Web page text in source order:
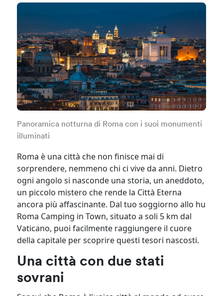
Panoramica notturna di Roma con i suoi monumenti
illuminati
Roma è una città che non finisce mai di
sorprendere, nemmeno chi ci vive da anni. Dietro
ogni angolo si nasconde una storia, un aneddoto,
un piccolo mistero che rende la Città Eterna
ancora più affascinante. Dal tuo soggiorno allo hu
Roma Camping in Town, situato a soli 5 km dal
Vaticano, puoi facilmente raggiungere il cuore
della capitale per scoprire questi tesori nascosti.
Una città con due stati
sovrani